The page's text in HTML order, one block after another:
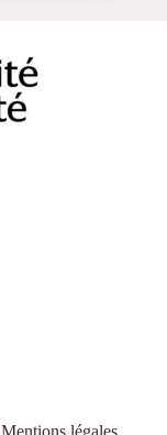
Mentions légales